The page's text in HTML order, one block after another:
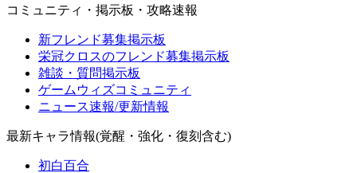
コミュニティ・掲示板・攻略速報
新フレンド募集掲示板
栄冠クロスのフレンド募集掲示板
雑談・質問掲示板
ゲームウィズコミュニティ
ニュース速報/更新情報
最新キャラ情報(覚醒・強化・復刻含む)
初白百合